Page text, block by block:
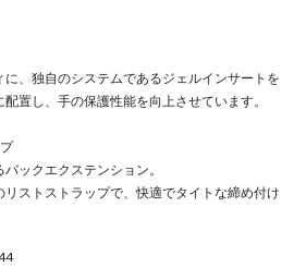
、独自のシステムであるジェルインサートを
置し、手の保護性能を向上させています。
ックエクステンション。
ストストラップで、快適でタイトな締め付け